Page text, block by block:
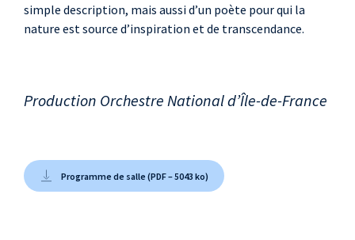
simple description, mais aussi d’un poète pour qui la
nature est source d’inspiration et de transcendance.
Production Orchestre National d’Île-de-France
Programme de salle (PDF – 5043 ko)